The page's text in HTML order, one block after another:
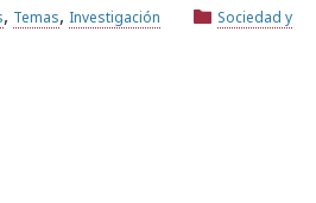
, Temas, Investigación
Sociedad y